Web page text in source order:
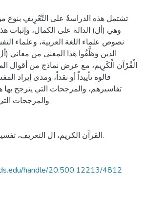
تشتمل هذه الدراسةُ على التَّعْرِيفِ بنوع
وهي (أل) الدالة على الكمال، وإثبات
نصوص علماء اللغة العربية، وعلماء
الذين وَظَّفُوا هذا المعنى من معاني
الْقُرْآن الْكَرِيم، مع عرض نماذج من أقوال
قالوه تأييداً أو نقداً، ومدى إيراد
تفاسيرهم، والمرجحات التي يترجح بها
والمرجحات التي يترجح بها غيره عليه.
القرآن الكريم، ال التعريف، تفسير، الكمال، الاستغراق.
handle/20.500.12213/4812